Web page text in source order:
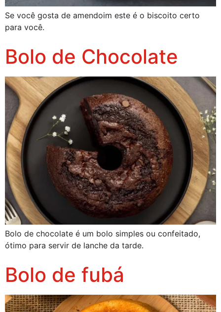
Se você gosta de amendoim este é o biscoito certo
para você.
Bolo de Chocolate
Bolo de chocolate é um bolo simples ou confeitado,
ótimo para servir de lanche da tarde.
Bolo de fubá